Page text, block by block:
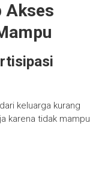
Akses
keluarga kurang
karena tidak mampu